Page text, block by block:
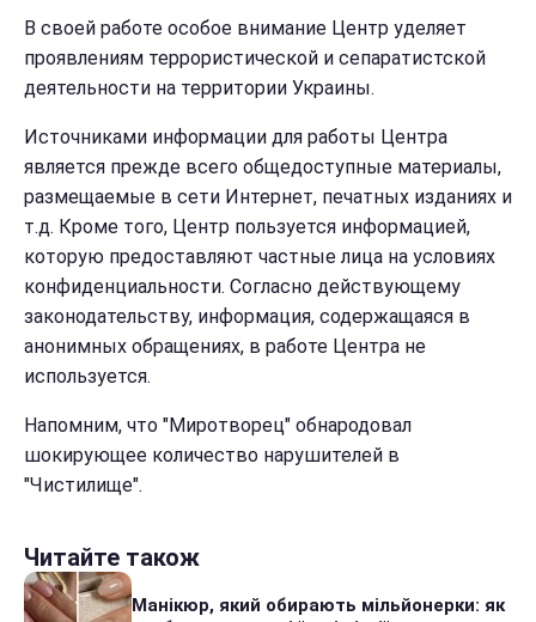
В своей работе особое внимание Центр уделяет
проявлениям террористической и сепаратистской
деятельности на территории Украины.
Источниками информации для работы Центра
является прежде всего общедоступные материалы,
размещаемые в сети Интернет, печатных изданиях и
т.д. Кроме того, Центр пользуется информацией,
которую предоставляют частные лица на условиях
конфиденциальности. Согласно действующему
законодательству, информация, содержащаяся в
анонимных обращениях, в работе Центра не
используется.
Напомним, что "Миротворец" обнародовал
шокирующее количество нарушителей в
"Чистилище".
Читайте також
Манікюр, який обирають мільйонерки: як